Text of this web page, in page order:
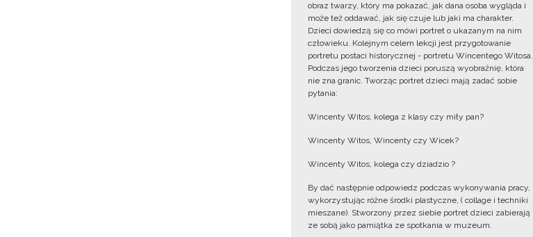
obraz twarzy, który ma pokazać, jak dana osoba wygląda i
może też oddawać, jak się czuje lub jaki ma charakter.
Dzieci dowiedzą się co mówi portret o ukazanym na nim
człowieku. Kolejnym celem lekcji jest przygotowanie
portretu postaci historycznej - portretu Wincentego Witosa.
Podczas jego tworzenia dzieci poruszą wyobraźnię, która
nie zna granic. Tworząc portret dzieci mają zadać sobie
pytania:
Wincenty Witos, kolega z klasy czy miły pan?
Wincenty Witos, Wincenty czy Wicek?
Wincenty Witos, kolega czy dziadzio ?
By dać następnie odpowiedz podczas wykonywania pracy,
wykorzystując różne środki plastyczne, ( collage i techniki
mieszane). Stworzony przez siebie portret dzieci zabierają
ze sobą jako pamiątka ze spotkania w muzeum.